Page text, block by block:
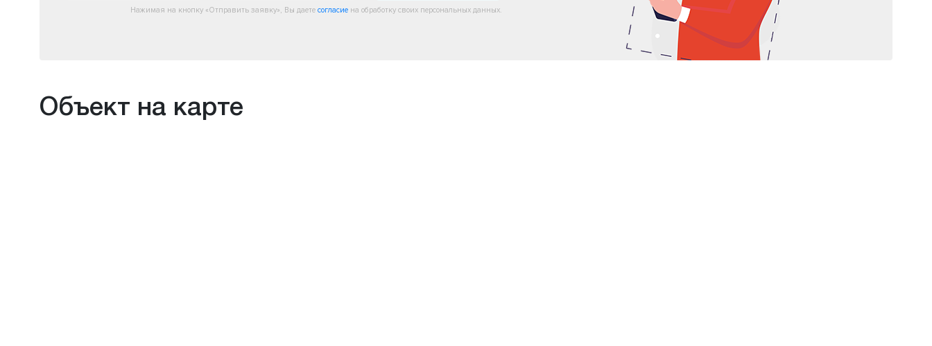
Нажимая на кнопку «Отправить заявку», Вы даете согласиена обработку своих персональных данных.
Объект на карте